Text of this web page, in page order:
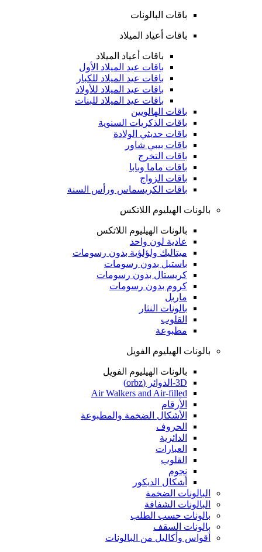
باقات البالونات
باقات أعياد الميلاد
باقات أعياد الميلاد
باقات عيد الميلاد الأول
باقات عيد الميلاد للكبار
باقات عيد الميلاد للأولاد
باقات عيد الميلاد للبنات
باقات الهالويين
باقات الذكريات السنوية
باقات حديثي الولادة
باقات بيبي شاور
باقات التخرج
باقات ماما وبابا
باقات الزواج
باقات الكريسماس ورأس السنة
بالونات الهيليوم اللاتكس
بالونات الهيليوم اللاتكس
عادية لون واحد
ميتاليك ولؤلؤية بدون رسومات
باستيل بدون رسومات
كريستال بدون رسومات
كروم بدون رسومات
ماربل
بالونات النثار
القلوب
مطبوعة
بالونات الهيليوم الفويل
بالونات الهيليوم الفويل
3D-الدوائر (orbz)
Air Walkers and Air-filled
الأرقام
الأشكال الضخمة والمطبوعة
الحروف
الدائرية
العبارات
القلوب
نجوم
أشكال الديكور
البالونات الضخمة
البالونات الشفافة
بالونات حسب الطلب
بالونات السقف
أقواس وأكاليل من البالونات